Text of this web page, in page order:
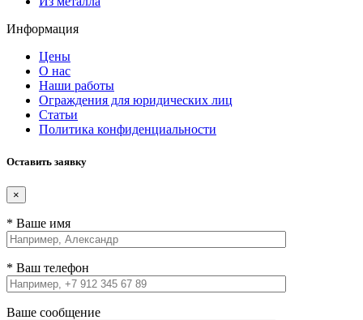
Информация
Цены
О нас
Наши работы
Ограждения для юридических лиц
Статьи
Политика конфиденциальности
Оставить заявку
×
* Ваше имя
* Ваш телефон
Ваше сообщение